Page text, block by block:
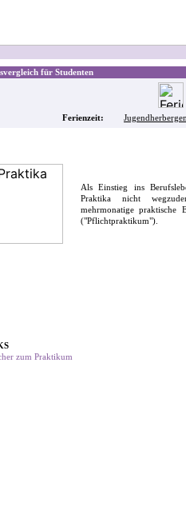
für Studenten
Ferienzeit: Jugendherbergen
Als Einstieg ins
Praktika nicht
mehrmonatige praktische
("Pflichtpraktikum").
zum Praktikum